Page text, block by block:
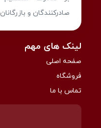
لینک های مهم
صفحه اصلی
فروشگاه
تماس با ما
صادرکنندگان و